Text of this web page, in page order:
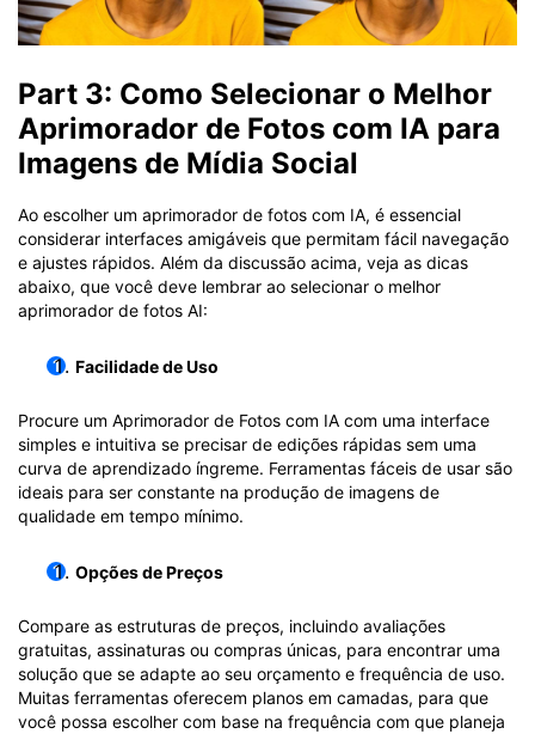
Part 3: Como Selecionar o Melhor
Aprimorador de Fotos com IA para
Imagens de Mídia Social
Ao escolher um aprimorador de fotos com IA, é essencial
considerar interfaces amigáveis que permitam fácil navegação
e ajustes rápidos. Além da discussão acima, veja as dicas
abaixo, que você deve lembrar ao selecionar o melhor
aprimorador de fotos AI:
Facilidade de Uso
Procure um Aprimorador de Fotos com IA com uma interface
simples e intuitiva se precisar de edições rápidas sem uma
curva de aprendizado íngreme. Ferramentas fáceis de usar são
ideais para ser constante na produção de imagens de
qualidade em tempo mínimo.
Opções de Preços
Compare as estruturas de preços, incluindo avaliações
gratuitas, assinaturas ou compras únicas, para encontrar uma
solução que se adapte ao seu orçamento e frequência de uso.
Muitas ferramentas oferecem planos em camadas, para que
você possa escolher com base na frequência com que planeja